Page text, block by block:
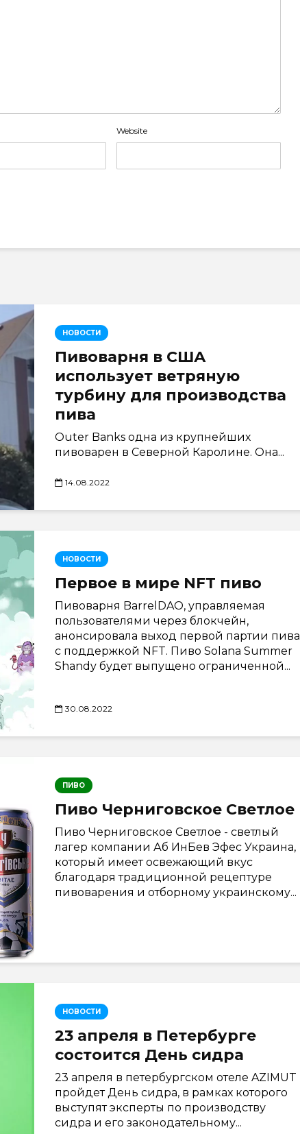
Website
НОВОСТИ
Пивоварня в США
использует ветряную
турбину для производства
пива
Outer Banks одна из крупнейших
пивоварен в Северной Каролине. Она...
14.08.2022
НОВОСТИ
Первое в мире NFT пиво
Пивоварня BarrelDAO, управляемая
пользователями через блокчейн,
анонсировала выход первой партии пива
с поддержкой NFT. Пиво Solana Summer
Shandy будет выпущено ограниченной...
30.08.2022
ПИВО
Пиво Черниговское Светлое
Пиво Черниговское Светлое - светлый
лагер компании Аб ИнБев Эфес Украина,
который имеет освежающий вкус
благодаря традиционной рецептуре
пивоварения и отборному украинскому...
НОВОСТИ
23 апреля в Петербурге
состоится День сидра
23 апреля в петербургском отеле AZIMUT
пройдет День сидра, в рамках которого
выступят эксперты по производству
сидра и его законодательному...